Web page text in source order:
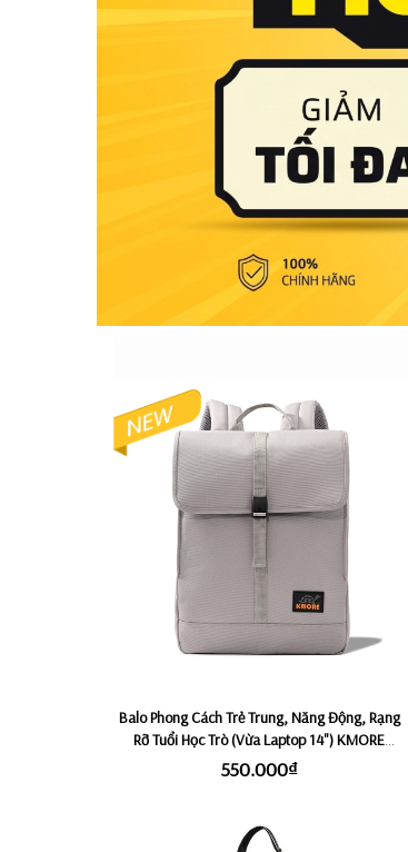
Balo Phong Cách Trẻ Trung, Năng Động, Rạng
Rỡ Tuổi Học Trò (Vừa Laptop 14") KMORE
VIOLET - Satallite
550.000₫